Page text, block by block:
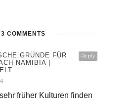
3 COMMENTS
Reply
GRÜNDE FÜR
NAMIBIA |
früher Kulturen finden